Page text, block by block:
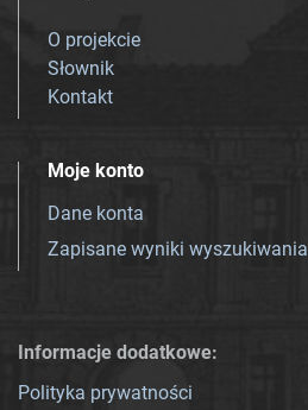
O projekcie
Słownik
Kontakt
Moje konto
Dane konta
Zapisane wyniki wyszukiwania
Informacje dodatkowe:
Polityka prywatności